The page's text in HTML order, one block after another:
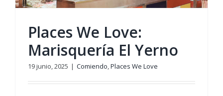
Places We Love:
Marisquería El Yerno
19 junio, 2025 | Comiendo,Places We Love